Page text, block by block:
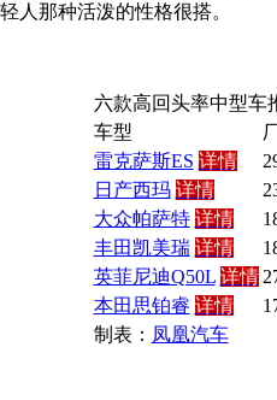
人那种活泼的性格很搭。
六款高回头率中型车
车型
雷克萨斯ES 详情
日产西玛 详情
大众帕萨特 详情
丰田凯美瑞 详情
英菲尼迪Q50L 详情
本田思铂睿 详情
制表： 凤凰汽车